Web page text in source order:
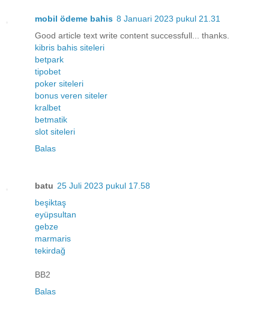
mobil ödeme bahis 8 Januari 2023 pukul 21.31
Good article text write content successfull... thanks.
kibris bahis siteleri
betpark
tipobet
poker siteleri
bonus veren siteler
kralbet
betmatik
slot siteleri
Balas
batu 25 Juli 2023 pukul 17.58
beşiktaş
eyüpsultan
gebze
marmaris
tekirdağ
BB2
Balas